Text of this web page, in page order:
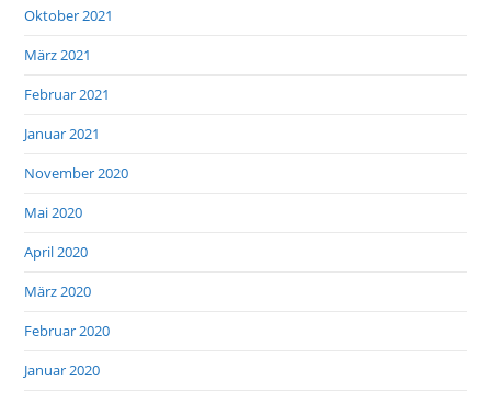
Oktober 2021
März 2021
Februar 2021
Januar 2021
November 2020
Mai 2020
April 2020
März 2020
Februar 2020
Januar 2020